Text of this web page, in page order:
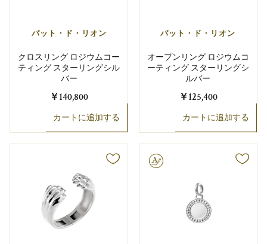
パット・ド・リオン
クロスリング ロジウムコー
ティング スターリングシル
バー
￥140,800
カートに追加する
パット・ド・リオン
オープンリング ロジウムコ
ーティング スターリングシ
ルバー
￥125,400
カートに追加する
文字彫り可能